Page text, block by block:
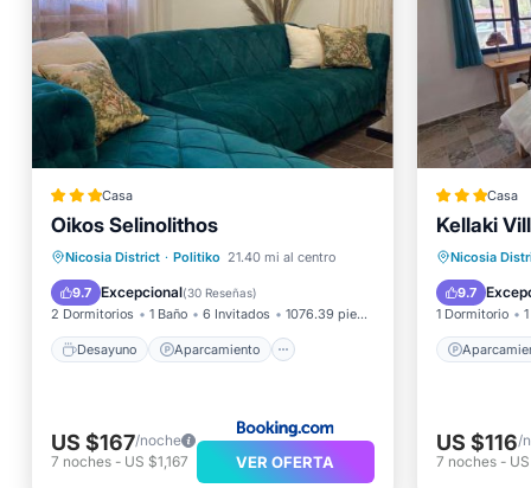
Casa
Oikos Selinolithos
Nicosia District · Politiko 21.40 mi al centro
9.7 Excepcional(30 Reseñas)
2 Dormitorios 1 Baño 6 Invitados 1076.39 pies²
Desayuno Aparcamiento
Desayuno
Aparcamiento
Balcón/Terraza
Vistas
US $167/noche
7 noches - US $1,167 VER OFERTA
Casa
Kellaki
Nicosia
9.7
1 Dormitorio
Vistas
US $116/
7 noches-